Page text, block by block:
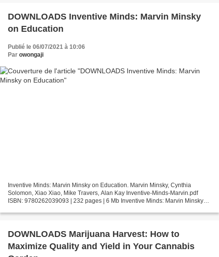
DOWNLOADS Inventive Minds: Marvin Minsky
on Education
Publié le 06/07/2021 à 10:06
Par owongaji
Inventive Minds: Marvin Minsky on Education. Marvin Minsky, Cynthia
Solomon, Xiao Xiao, Mike Travers, Alan Kay Inventive-Minds-Marvin.pdf
ISBN: 9780262039093 | 232 pages | 6 Mb Inventive Minds: Marvin Minsky
DOWNLOADS Marijuana Harvest: How to
Maximize Quality and Yield in Your Cannabis